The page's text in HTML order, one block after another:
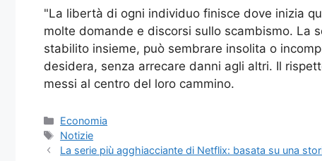
"La libertà di ogni individuo finisce dove inizia
molte domande e discorsi sullo scambismo. La
stabilito insieme, può sembrare insolita o
desidera, senza arrecare danni agli altri. Il
messi al centro del loro cammino.
Categorie
Economia
Tag
Notizie
La serie più agghiacciante di Netflix: basata su una